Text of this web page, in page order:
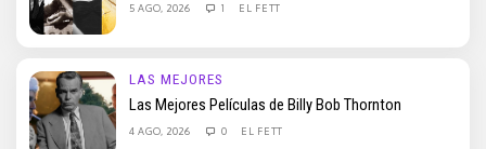
5 AGO, 2026 1 EL FETT
LAS MEJORES
Las Mejores Películas de Billy Bob Thornton
4 AGO, 2026 0 EL FETT